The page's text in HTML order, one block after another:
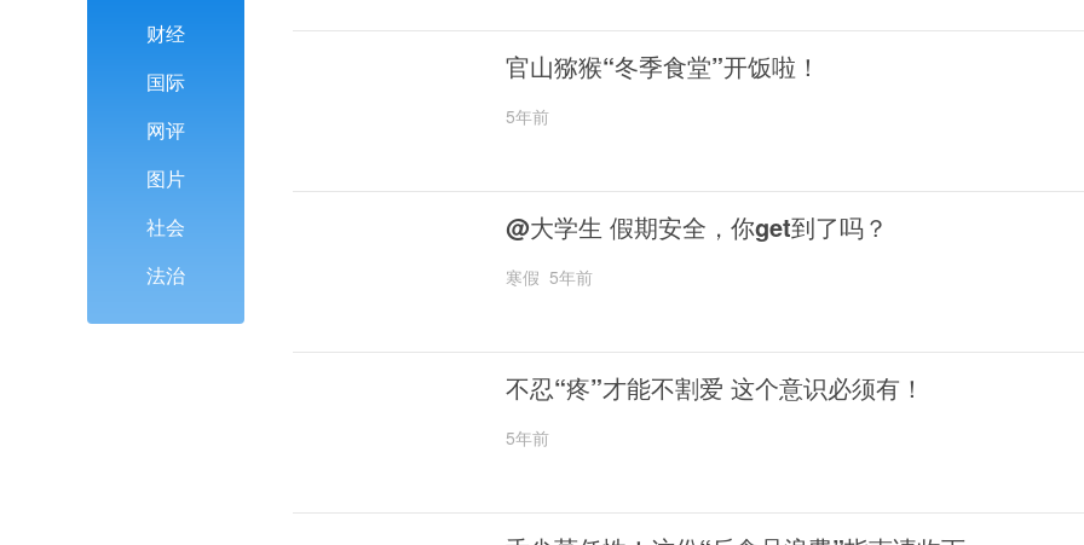
财经
国际
网评
图片
社会
法治
官山猕猴“冬季食堂”开饭啦！
5年前
@大学生 假期安全，你get到了吗？
寒假 5年前
不忍“疼”才能不割爱 这个意识必须有！
5年前